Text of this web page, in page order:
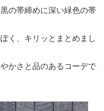
の帯締めに深い緑色の帯
く、キリッとまとめまし
かさと品のあるコーデで